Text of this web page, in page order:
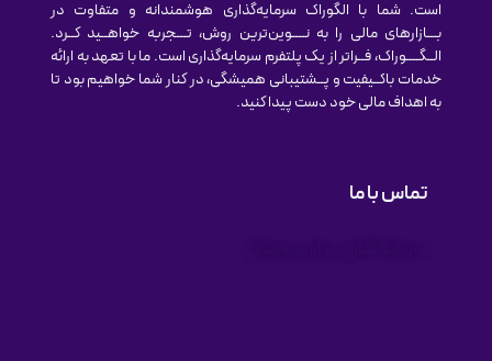
است. شما با الگوراک سرمایه‌گذاری هوشمندانه و متفاوت در
بـــازارهای مالی را به نــــوین‌ترین روش‌، تـــجربه خواهــید کــرد.
الــگــــوراک، فــراتر از یک پلتفرم سرمایه‌گذاری است. ما با تعهد به ارائه
خدمات باکــیفیت و پــشتیبانی همیشگی، در کنار شما خواهیم بود تا
به اهداف مالی خود دست پیدا کنید.
تماس با ما